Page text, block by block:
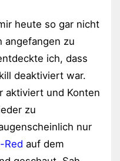
heute so gar nicht
angefangen zu
ich, dass
deaktiviert war.
aktiviert und Konten
zu
nur
Red auf dem